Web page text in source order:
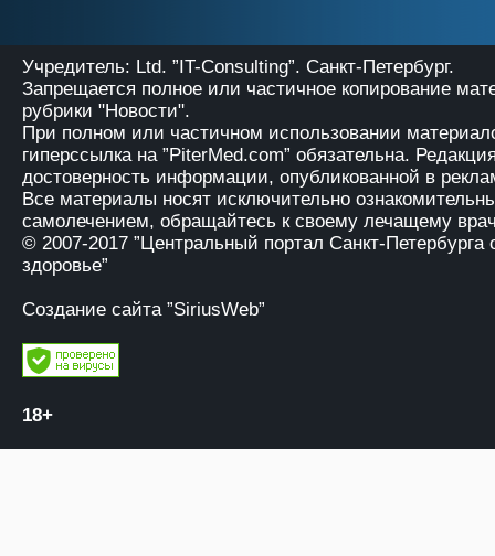
Учредитель: Ltd. ”IT-Consulting”. Санкт-Петербург.
Запрещается полное или частичное копирование
рубрики "Новости".
При полном или частичном использовании
гиперссылка на ”PiterMed.com” обязательна.
достоверность информации, опубликованной в
Все материалы носят исключительно
самолечением, обращайтесь к своему лечащему
© 2007-2017 ”Центральный портал Санкт-
здоровье”
Создание сайта ”SiriusWeb”
18+